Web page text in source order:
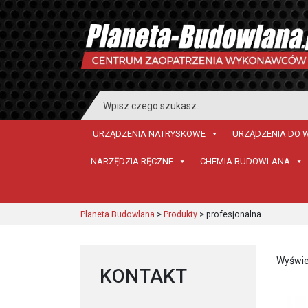
Search
for:
URZĄDZENIA NATRYSKOWE URZĄDZENIA DO
NARZĘDZIA RĘCZNE CHEMIA BUDOWLANA
Planeta Budowlana > Produkty > profesjonalna
KONTAKT